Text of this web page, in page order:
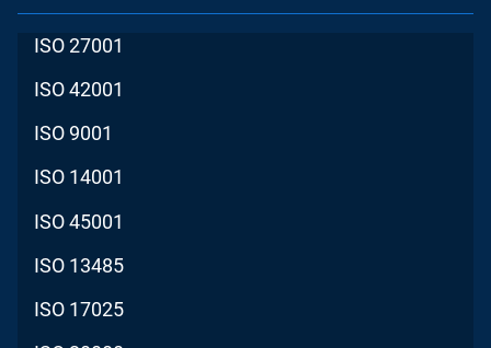
ISO 27001
ISO 42001
ISO 9001
ISO 14001
ISO 45001
ISO 13485
ISO 17025